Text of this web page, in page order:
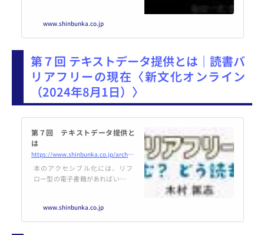
www.shinbunka.co.jp
第７回 テキストデータ提供とは｜読書バ
リアフリーの現在〈新文化オンライン
（2024年8月1日）〉
第７回 テキストデータ提供と
は
https://www.shinbunka.co.jp/archives/8433
本のアクセシブル化には、リフ
ロー型の電子書籍があればいいの
www.shinbunka.co.jp